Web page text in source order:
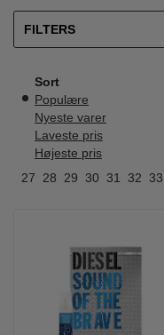
FILTERS
Sort
Populære
Nyeste varer
Laveste pris
Højeste pris
27 28 29 30 31 32 33